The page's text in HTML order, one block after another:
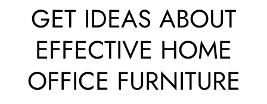
GET IDEAS ABOUT
EFFECTIVE HOME
OFFICE FURNITURE